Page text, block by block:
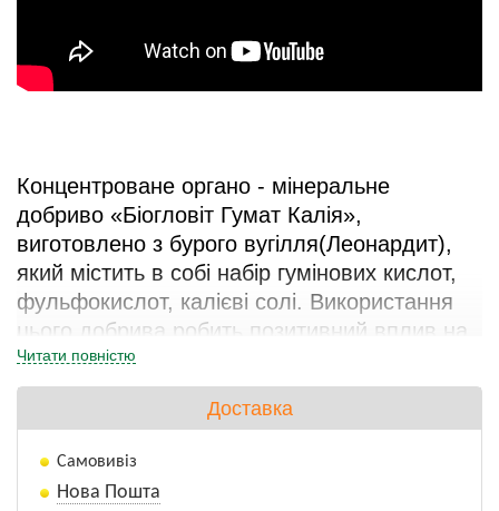
Концентроване органо - мінеральне
добриво «Біогловіт Гумат Калія»,
виготовлено з бурого вугілля(Леонардит),
який містить в собі набір гумінових кислот,
фульфокислот, калієві солі. Використання
цього добрива робить позитивний вплив на
швидке зростання рослин та плодів,
якісний розвиток кореневої системи,
підвищення врожайності
Читати повністю
Доставка
Самовивіз
Нова Пошта